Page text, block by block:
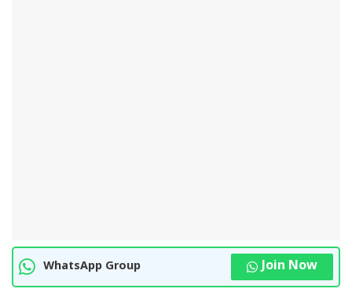
WhatsApp Group Join Now